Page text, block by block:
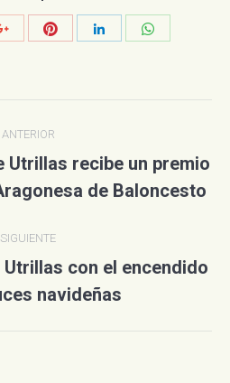
CompartirCompartirCompartirCompartir
ANTERIOR
Publicación
anterior:
Utrillas recibe un premio
de Baloncesto
SIGUIENTE
Publicación
siguiente:
con el encendido
navideñas